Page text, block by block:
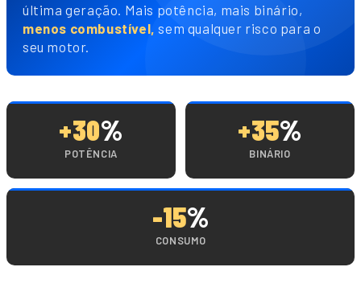
última geração. Mais potência, mais binário,
menos combustível, sem qualquer risco para o
seu motor.
+30%
POTÊNCIA
+35%
BINÁRIO
-15%
CONSUMO